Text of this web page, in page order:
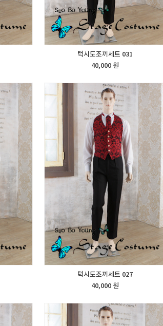
턱시도조끼세트 031
40,000 원
턱시도조끼세트 027
40,000 원